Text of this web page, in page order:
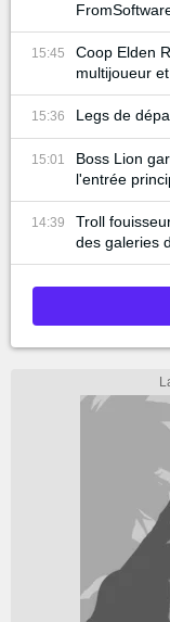
15:45
Coop Elden
multijoueur
15:36 Legs de
15:01
Boss Lion
l'entrée
14:39
Troll
des galeries